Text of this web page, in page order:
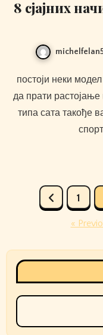
8 сјајних
постоји неки модел спортског сата који има капацитет
да прати
типа сата такође
Posts
pagination
1
«